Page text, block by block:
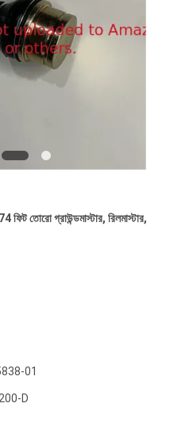
ফিট তোরো গ্রাউন্ডমাস্টার, রিলমাস্টার,
01
D